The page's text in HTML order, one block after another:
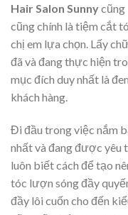
Hair Salon Sunnycũng
cũng chính là tiệm cắt
chị em lựa chọn. Lấy
đã và đang thực hiện
mục đích duy nhất là
khách hàng.
Đi đầu trong việc nắm
nhất và đang được yêu
luôn biết cách để tạo
tóc lượn sóng đầy
đầy lôi cuốn cho đến